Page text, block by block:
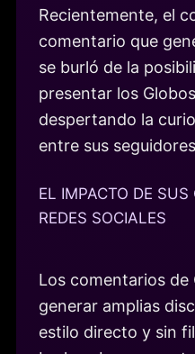
Recientemente, el
comentario que
se burló de la
presentar los
despertando la
entre sus
EL IMPACTO DE
REDES SOCIALES
Los comentarios de
generar amplias
estilo directo y sin